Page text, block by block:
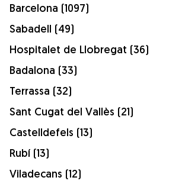
Barcelona (1097)
Sabadell (49)
Hospitalet de Llobregat (36)
Badalona (33)
Terrassa (32)
Sant Cugat del Vallès (21)
Castelldefels (13)
Rubí (13)
Viladecans (12)